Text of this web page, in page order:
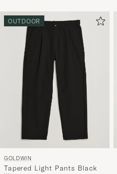
OUTDOOR
GOLDWIN
Tapered Light Pants Black